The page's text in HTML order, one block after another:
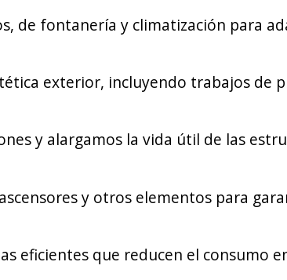
de fontanería y climatización para
exterior, incluyendo trabajos de
y alargamos la vida útil de las
y otros elementos para
eficientes que reducen el consumo